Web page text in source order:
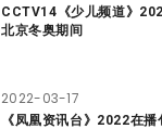
CCTV14《少儿频道》
北京冬奥期间
2022-03-17
《凤凰资讯台》2022在